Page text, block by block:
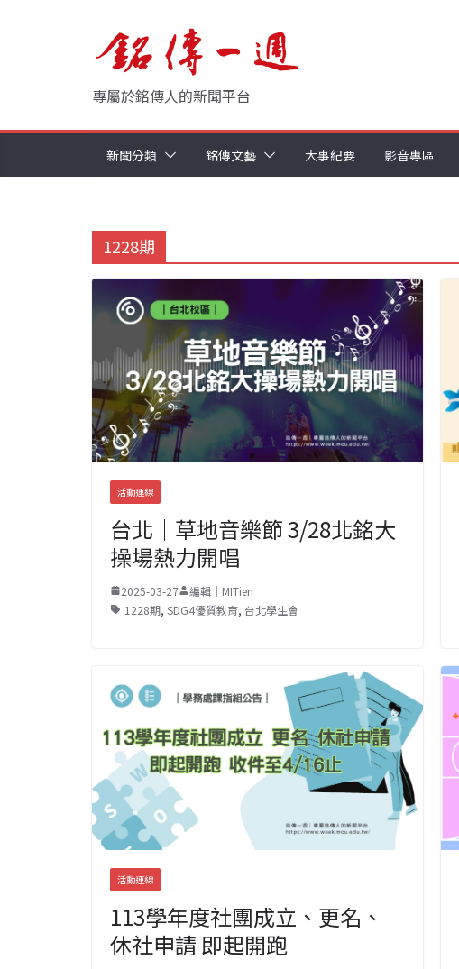
專屬於銘傳人的新聞平台
新聞分類 銘傳文藝 大事紀要 影音專區
1228期
活動連線
台北｜草地音樂節 3/28北銘大
操場熱力開唱
2025-03-27
編輯｜MITien
1228期, SDG4優質教育, 台北學生會
活動連線
113學年度社團成立、更名、
休社申請 即起開跑